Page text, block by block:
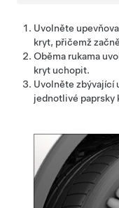
Uvolněte
kryt, přičemž
Oběma rukama
kryt uchopit.
Uvolněte zbývající
jednotlivé paprsky